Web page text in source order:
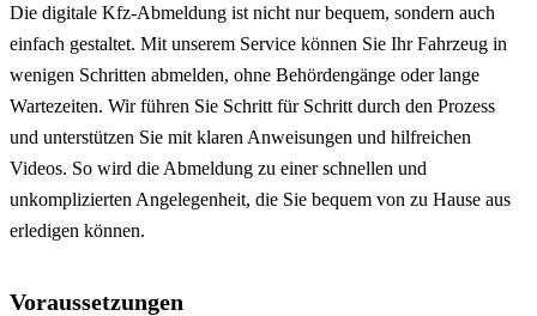
Die digitale Kfz-Abmeldung ist nicht nur bequem, sondern auch
einfach gestaltet. Mit unserem Service können Sie Ihr Fahrzeug in
wenigen Schritten abmelden, ohne Behördengänge oder lange
Wartezeiten. Wir führen Sie Schritt für Schritt durch den Prozess
und unterstützen Sie mit klaren Anweisungen und hilfreichen
Videos. So wird die Abmeldung zu einer schnellen und
unkomplizierten Angelegenheit, die Sie bequem von zu Hause aus
erledigen können.
Voraussetzungen